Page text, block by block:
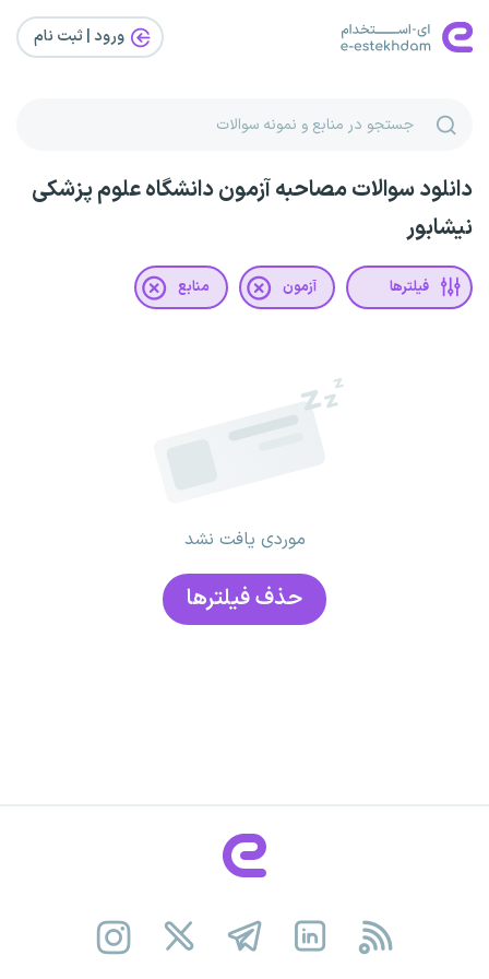
ورود | ثبت‌ نام
دانلود سوالات مصاحبه آزمون دانشگاه علوم پزشکی
نیشابور
فیلترها آزمون منابع
موردی یافت نشد
حذف فیلتر‌ها